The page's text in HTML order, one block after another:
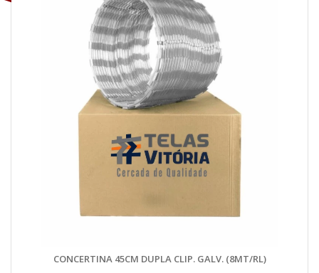
CONCERTINA 45CM DUPLA CLIP. GALV. (8MT/RL)